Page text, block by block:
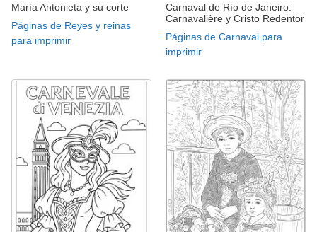
María Antonieta y su corte
Páginas de Reyes y reinas
para imprimir
Carnaval de Río de Janeiro:
Carnavalière y Cristo Redentor
Páginas de Carnaval para
imprimir